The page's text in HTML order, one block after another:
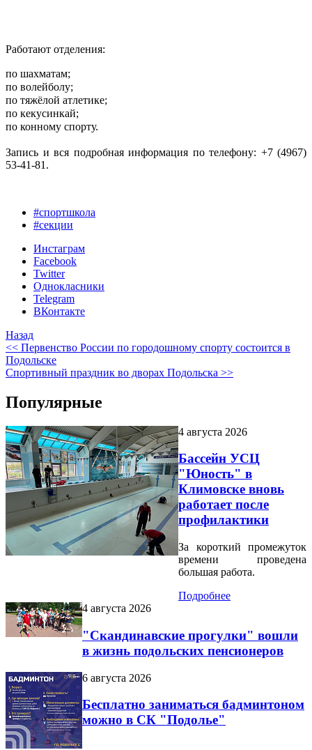
Работают отделения:
по шахматам;⁣⁣⠀
по волейболу;⁣⁣⠀
по тяжëлой атлетике;⁣⁣⠀
по кекусинкай;⁣⁣⠀
по конному спорту.⁣⁣⠀
Запись и вся подробная информация по телефону: +7 (4967)
53-41-81.
#спортшкола
#секции
Инстаграм
Facebook
Twitter
Однокласники
Telegram
ВКонтакте
Назад
<< Первенство России по городошному спорту состоится в
Подольске
Спортивный праздник во дворах Подольска >>
Популярные
4 августа 2026
Бассейн УСЦ
"Юность" в
Климовске вновь
работает после
профилактики
За короткий промежуток
времени проведена
большая работа.
Подробнее
4 августа 2026
"Скандинавские прогулки" вошли
в жизнь подольских пенсионеров
6 августа 2026
Бесплатно заниматься бадминтоном
можно в СК "Подолье"